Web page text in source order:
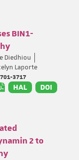
BIN1-
Diedhiou
Laporte
3717
HAL DOI
2 to